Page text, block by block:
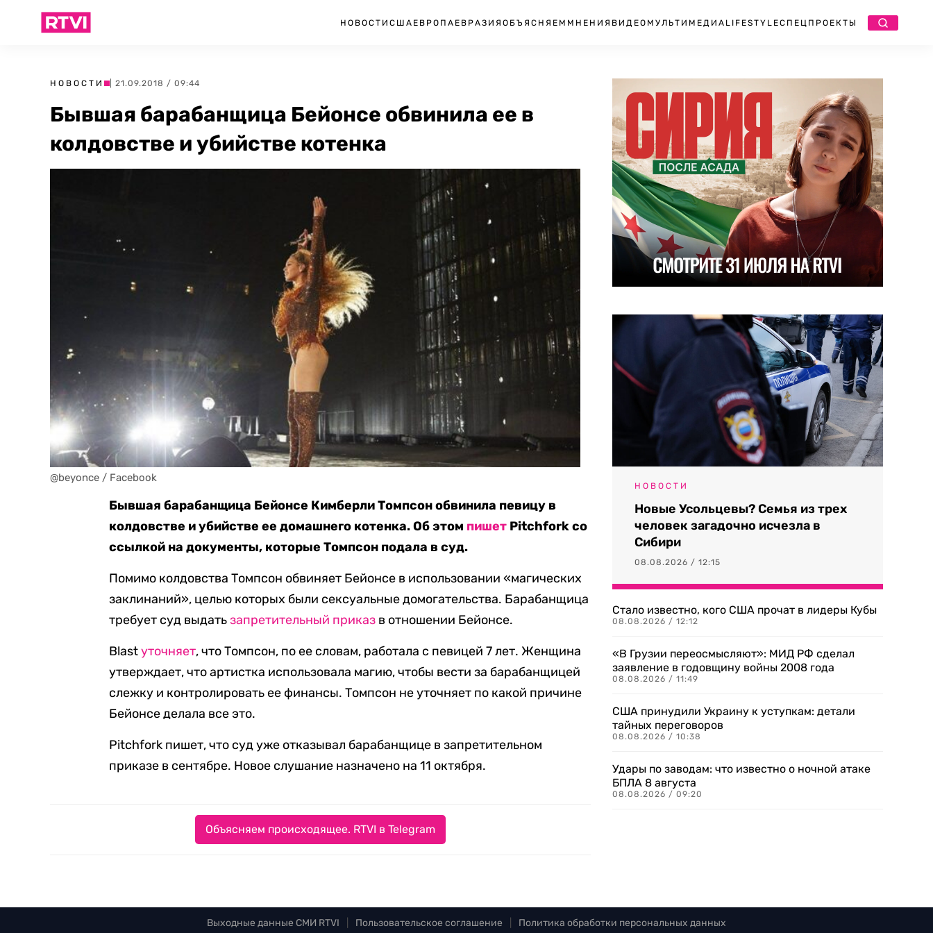
НОВОСТИ США ЕВРОПА ЕВРАЗИЯ ОБЪЯСНЯЕМ МНЕНИЯ ВИДЕО МУЛЬТИМЕДИА LIFESTYLEСПЕЦПРОЕКТЫ
НОВОСТИ | 21.09.2018 / 09:44
Бывшая барабанщица Бейонсе обвинила ее в
колдовстве и убийстве котенка
@beyonce / Facebook
Бывшая барабанщица Бейонсе Кимберли Томпсон обвинила певицу в
колдовстве и убийстве ее домашнего котенка. Об этом пишет Pitchfork со
ссылкой на документы, которые Томпсон подала в суд.
Помимо колдовства Томпсон обвиняет Бейонсе в использовании «магических
заклинаний», целью которых были сексуальные домогательства. Барабанщица
требует суд выдатьзапретительный приказ в отношении Бейонсе.
Blastуточняет, что Томпсон, по ее словам, работала с певицей 7 лет. Женщина
утверждает, что артистка использовала магию, чтобы вести за барабанщицей
слежку и контролировать ее финансы. Томпсон не уточняет по какой причине
Бейонсе делала все это.
Pitchfork пишет, что суд уже отказывал барабанщице в запретительном
приказе в сентябре. Новое слушание назначено на 11 октября.
Объясняем происходящее. RTVI в Telegram
НОВОСТИ
Новые Усольцевы? Семья из трех
человек загадочно исчезла в
Сибири
08.08.2026 / 12:15
Стало известно, кого США прочат в лидеры Кубы
08.08.2026 / 12:12
«В Грузии переосмысляют»: МИД РФ сделал
заявление в годовщину войны 2008 года
08.08.2026 / 11:49
США принудили Украину к уступкам: детали
тайных переговоров
08.08.2026 / 10:38
Удары по заводам: что известно о ночной атаке
БПЛА 8 августа
08.08.2026 / 09:20
Выходные данные СМИ RTVI Пользовательское соглашение Политика обработки персональных данных